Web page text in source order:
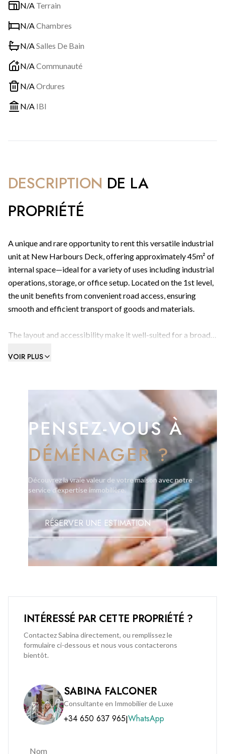
N/A Terrain
N/AChambres
N/ASalles De Bain
N/ACommunauté
N/AOrdures
N/A IBI
DESCRIPTION DE LA
PROPRIÉTÉ
A unique and rare opportunity to rent this versatile industrial
unit at New Harbours Deck, offering approximately 45m² of
internal space—ideal for a variety of uses including industrial
operations, storage, or office setup. Located on the 1st level,
the unit benefits from convenient road access, ensuring
smooth and efficient transport of goods and materials.
The layout and accessibility make it well-suited for a broad
VOIR PLUS
PENSEZ-VOUS À
DÉMÉNAGER ?
Découvrez la vraie valeur de votre maison avec notre
service d'expertise immobilière.
RÉSERVER UNE ESTIMATION
INTÉRESSÉ PAR CETTE PROPRIÉTÉ ?
Contactez Sabina directement, ou remplissez le
formulaire ci-dessous et nous vous contacterons
bientôt.
SABINA FALCONER
Consultante en Immobilier de Luxe
+34 650 637 965|WhatsApp